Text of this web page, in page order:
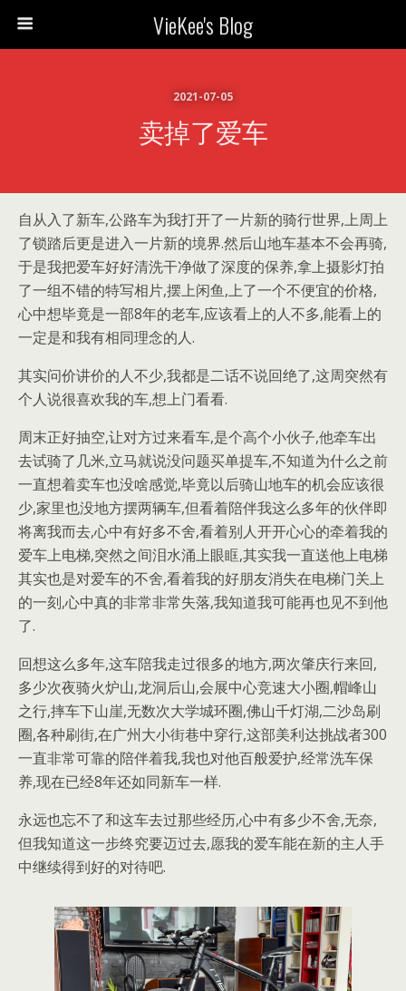
VieKee's Blog
2021-07-05
卖掉了爱车
自从入了新车,公路车为我打开了一片新的骑行世界,上周上
了锁踏后更是进入一片新的境界.然后山地车基本不会再骑,
于是我把爱车好好清洗干净做了深度的保养,拿上摄影灯拍
了一组不错的特写相片,摆上闲鱼,上了一个不便宜的价格,
心中想毕竟是一部8年的老车,应该看上的人不多,能看上的
一定是和我有相同理念的人.
其实问价讲价的人不少,我都是二话不说回绝了,这周突然有
个人说很喜欢我的车,想上门看看.
周末正好抽空,让对方过来看车,是个高个小伙子,他牵车出
去试骑了几米,立马就说没问题买单提车,不知道为什么之前
一直想着卖车也没啥感觉,毕竟以后骑山地车的机会应该很
少,家里也没地方摆两辆车,但看着陪伴我这么多年的伙伴即
将离我而去,心中有好多不舍,看着别人开开心心的牵着我的
爱车上电梯,突然之间泪水涌上眼眶,其实我一直送他上电梯
其实也是对爱车的不舍,看着我的好朋友消失在电梯门关上
的一刻,心中真的非常非常失落,我知道我可能再也见不到他
了.
回想这么多年,这车陪我走过很多的地方,两次肇庆行来回,
多少次夜骑火炉山,龙洞后山,会展中心竞速大小圈,帽峰山
之行,摔车下山崖,无数次大学城环圈,佛山千灯湖,二沙岛刷
圈,各种刷街,在广州大小街巷中穿行,这部美利达挑战者300
一直非常可靠的陪伴着我,我也对他百般爱护,经常洗车保
养,现在已经8年还如同新车一样.
永远也忘不了和这车去过那些经历,心中有多少不舍,无奈,
但我知道这一步终究要迈过去,愿我的爱车能在新的主人手
中继续得到好的对待吧.